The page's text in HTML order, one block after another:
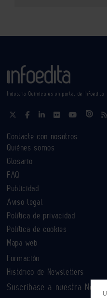
Industria Química es un portal de Infoedita
Contacte con nosotros
Quiénes somos
Glosario
FAQ
Publicidad
Aviso legal
Política de privacidad
Política de cookies
Mapa web
Formación
Histórico de Newsletters
Suscríbase a nuestra